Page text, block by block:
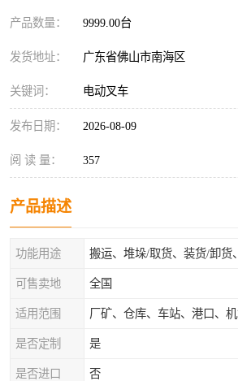
产品数量： 9999.00台
发货地址： 广东省佛山市南海区
关键词： 电动叉车
发布日期： 2026-08-09
阅 读 量： 357
产品描述
功能用途 搬运、堆垛/取货、装货/卸货、
可售卖地 全国
适用范围
是否定制 是
是否进口 否